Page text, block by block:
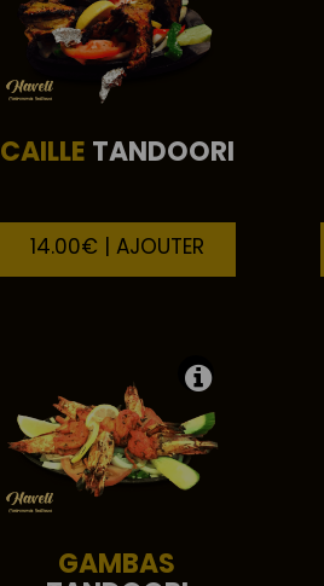
CAILLE TANDOORI
14.00€ | AJOUTER
GAMBAS